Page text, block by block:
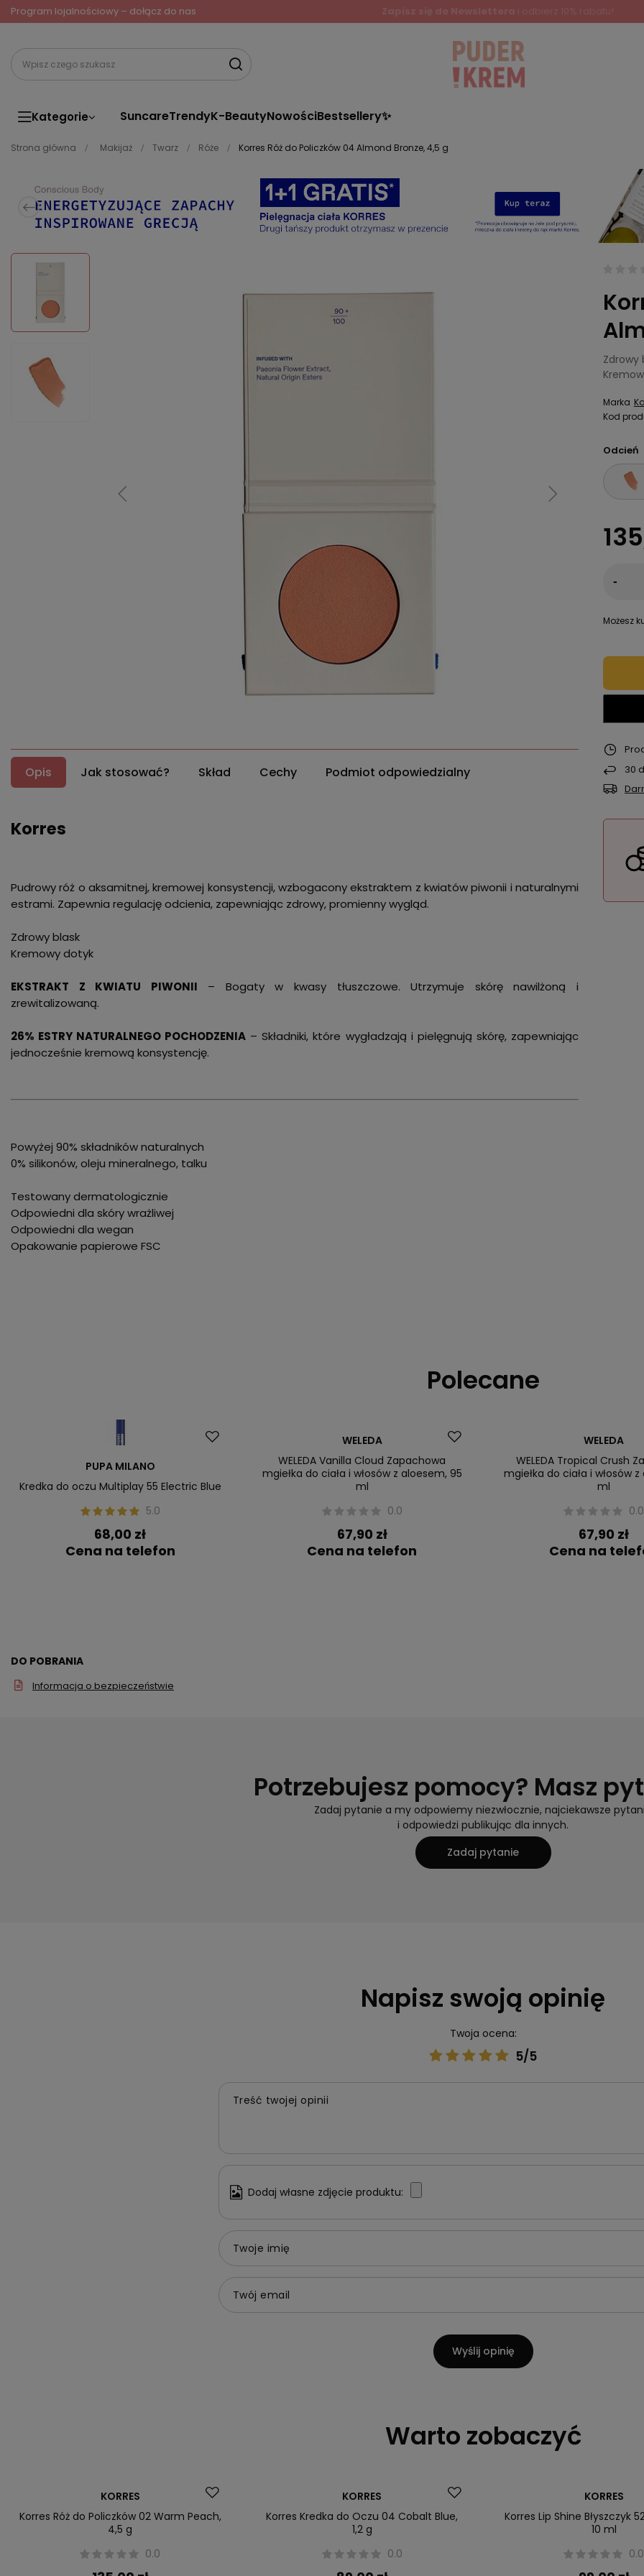
Program lojalnościowy – dołącz do nas
Kategorie SuncareTrendyK-BeautyNowościBestsellery✨
Strona główna Makijaż Twarz Róże Korres Róż do Policzków 04 Almond Bronze, 4,5 g
Opis Jak stosować? Skład Cechy Podmiot odpowiedzialny
Korres
Pudrowy róż o aksamitnej, kremowej konsystencji, wzbogacony ekstraktem z kwiatów piwonii i naturalnymi
estrami. Zapewnia regulację odcienia, zapewniając zdrowy, promienny wygląd.
Zdrowy blask
Kremowy dotyk
EKSTRAKT Z KWIATU PIWONII – Bogaty w kwasy tłuszczowe. Utrzymuje skórę nawilżoną i
zrewitalizowaną.
26% ESTRY NATURALNEGO POCHODZENIA – Składniki, które wygładzają i pielęgnują skórę, zapewniając
jednocześnie kremową konsystencję.
Powyżej 90% składników naturalnych
0% silikonów, oleju mineralnego, talku
Testowany dermatologicznie
Odpowiedni dla skóry wrażliwej
Odpowiedni dla wegan
Opakowanie papierowe FSC
Zdrowy
Marka
Kod
Odcień
-
Możesz
30
Polecane
PUPA MILANO
Kredka do oczu Multiplay 55 Electric Blue
5.0
68,00 zł
Cena na telefon
WELEDA
WELEDA Vanilla Cloud Zapachowa
mgiełka do ciała i włosów z aloesem, 95
ml
0.0
67,90 zł
Cena na telefon
WELEDA
WELEDA Tropical Crush
mgiełka do ciała i włosów
ml
0.0
67,90 zł
Cena na
DO POBRANIA
Informacja o bezpieczeństwie
Potrzebujesz pomocy? Masz
Zadaj pytanie a my odpowiemy niezwłocznie, najciekawsze
i odpowiedzi publikując dla innych.
Zadaj pytanie
Napisz swoją opinię
Twoja ocena:
5/5
Treść twojej opinii
Dodaj własne zdjęcie produktu:
Twoje imię
Twój email
Wyślij opinię
Warto zobaczyć
KORRES
Korres Róż do Policzków 02 Warm Peach,
4,5 g
0.0
KORRES
Korres Kredka do Oczu 04 Cobalt Blue,
1,2 g
0.0
KORRES
Korres Lip Shine Błyszczyk
10 ml
0.0